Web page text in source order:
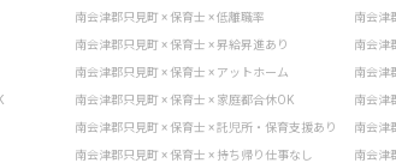
南会津郡只見町 × 保育士 × 低離職率 南会津
南会津郡只見町 × 保育士 × 昇給昇進あり 南会津
南会津郡只見町 × 保育士 × アットホーム 南会津
南会津郡只見町 × 保育士 × 家庭都合休OK 南会津
南会津郡只見町 × 保育士 × 託児所・保育支援あり 南会津
南会津郡只見町 × 保育士 × 持ち帰り仕事なし 南会津